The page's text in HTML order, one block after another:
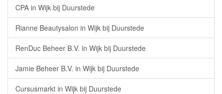
CPA in Wijk bij Duurstede
Rianne Beautysalon in Wijk bij Duurstede
RenDuc Beheer B.V. in Wijk bij Duurstede
Jamie Beheer B.V. in Wijk bij Duurstede
Cursusmarkt in Wijk bij Duurstede